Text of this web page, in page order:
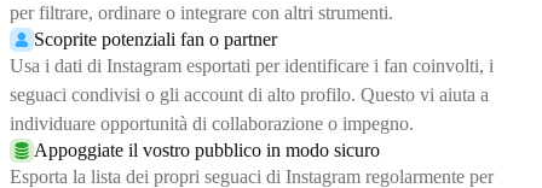
per filtrare, ordinare o integrare con altri strumenti.
Scoprite potenziali fan o partner
Usa i dati di Instagram esportati per identificare i fan coinvolti, i
seguaci condivisi o gli account di alto profilo. Questo vi aiuta a
individuare opportunità di collaborazione o impegno.
Appoggiate il vostro pubblico in modo sicuro
Esporta la lista dei propri seguaci di Instagram regolarmente per